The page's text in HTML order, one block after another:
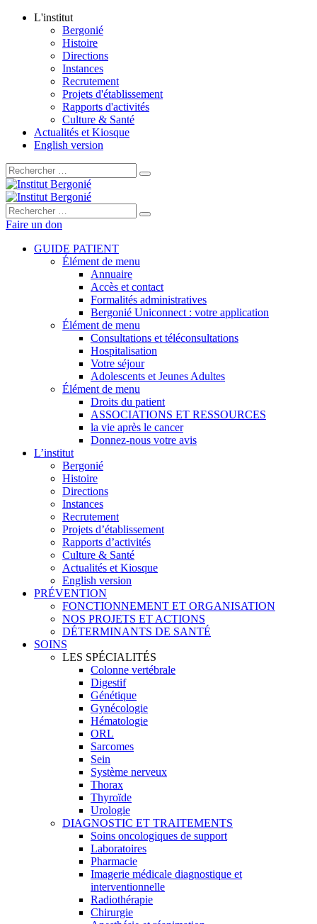
L'institut
Bergonié
Histoire
Directions
Instances
Recrutement
Projets d'établissement
Rapports d'activités
Culture & Santé
Actualités et Kiosque
English version
Rechercher :
Rechercher :
Faire un don
GUIDE PATIENT
Élément de menu
Annuaire
Accès et contact
Formalités administratives
Bergonié Uniconnect : votre application
Élément de menu
Consultations et téléconsultations
Hospitalisation
Votre séjour
Adolescents et Jeunes Adultes
Élément de menu
Droits du patient
ASSOCIATIONS ET RESSOURCES
la vie après le cancer
Donnez-nous votre avis
L’institut
Bergonié
Histoire
Directions
Instances
Recrutement
Projets d’établissement
Rapports d’activités
Culture & Santé
Actualités et Kiosque
English version
PRÉVENTION
FONCTIONNEMENT ET ORGANISATION
NOS PROJETS ET ACTIONS
DÉTERMINANTS DE SANTÉ
SOINS
LES SPÉCIALITÉS
Colonne vertébrale
Digestif
Génétique
Gynécologie
Hématologie
ORL
Sarcomes
Sein
Système nerveux
Thorax
Thyroïde
Urologie
DIAGNOSTIC ET TRAITEMENTS
Soins oncologiques de support
Laboratoires
Pharmacie
Imagerie médicale diagnostique et
interventionnelle
Radiothérapie
Chirurgie